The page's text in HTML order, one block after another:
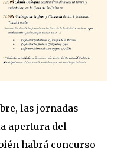
las jornadas
apertura del
habrá concurso